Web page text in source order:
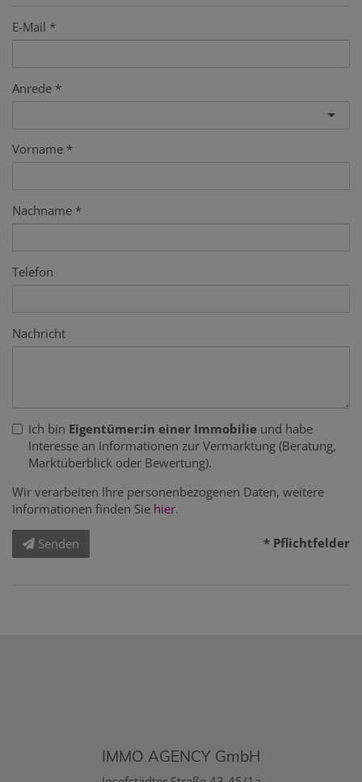
E-Mail
Anrede
Vorname
Nachname
Telefon
Nachricht
Ich bin Eigentümer:in einer Immobilie und habe
Interesse an Informationen zur Vermarktung (Beratung,
Marktüberblick oder Bewertung).
Wir verarbeiten Ihre personenbezogenen Daten, weitere
Informationen finden Sie hier.
Senden * Pflichtfelder
IMMO AGENCY GmbH